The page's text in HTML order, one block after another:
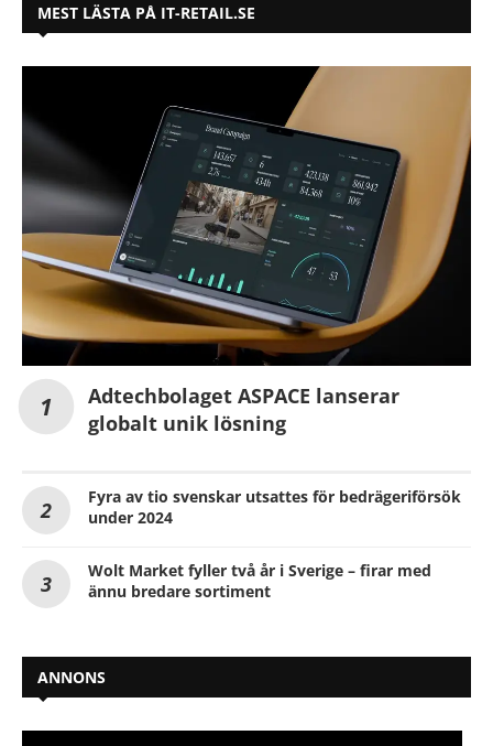
MEST LÄSTA PÅ IT-RETAIL.SE
Adtechbolaget ASPACE lanserar
globalt unik lösning
Fyra av tio svenskar utsattes för bedrägeriförsök
under 2024
Wolt Market fyller två år i Sverige – firar med
ännu bredare sortiment
ANNONS